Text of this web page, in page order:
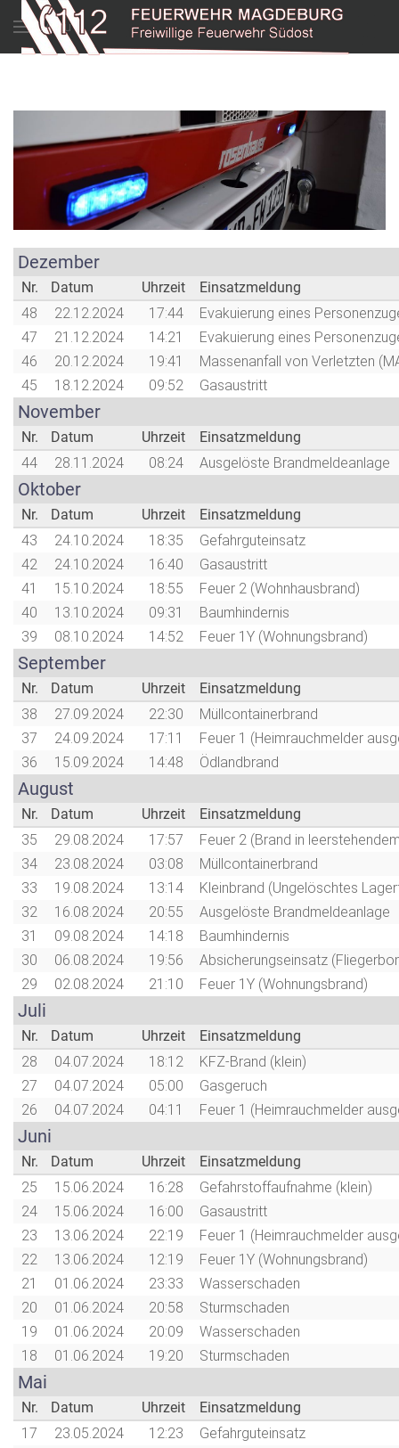
Menu
Dezember
Nr. Datum Uhrzeit
Einsatzmeldung
48
22.12.2024 17:44
Evakuierung eines
47
21.12.2024 14:21
Evakuierung eines
46
20.12.2024 19:41
Massenanfall von Verletzten
45
18.12.2024 09:52 Gasaustritt
November
Nr. Datum Uhrzeit
Einsatzmeldung
44
28.11.2024 08:24 Ausgelöste Brandmeldeanlage
Oktober
Nr. Datum Uhrzeit
Einsatzmeldung
43
24.10.2024 18:35
Gefahrguteinsatz
42
24.10.2024 16:40
Gasaustritt
41
15.10.2024 18:55
Feuer 2 (Wohnhausbrand)
40
13.10.2024 09:31
Baumhindernis
39
08.10.2024 14:52 Feuer 1Y (Wohnungsbrand)
September
Nr. Datum Uhrzeit
Einsatzmeldung
38
27.09.2024 22:30
Müllcontainerbrand
37
24.09.2024 17:11
Feuer 1 (Heimrauchmelder
36
15.09.2024 14:48 Ödlandbrand
August
Nr. Datum Uhrzeit
Einsatzmeldung
35
29.08.2024 17:57
Feuer 2 (Brand in
34
23.08.2024 03:08
Müllcontainerbrand
33
19.08.2024 13:14
Kleinbrand (Ungelöschtes
32
16.08.2024 20:55
Ausgelöste Brandmeldeanlage
31
09.08.2024 14:18
Baumhindernis
30
06.08.2024 19:56
Absicherungseinsatz
29
02.08.2024 21:10 Feuer 1Y (Wohnungsbrand)
Juli
Nr. Datum Uhrzeit
Einsatzmeldung
28
04.07.2024 18:12
KFZ-Brand (klein)
27
04.07.2024 05:00
Gasgeruch
26
04.07.2024 04:11 Feuer 1 (Heimrauchmelder
Juni
Nr. Datum Uhrzeit
Einsatzmeldung
25
15.06.2024 16:28
Gefahrstoffaufnahme (klein)
24
15.06.2024 16:00
Gasaustritt
23
13.06.2024 22:19
Feuer 1 (Heimrauchmelder
22
13.06.2024 12:19
Feuer 1Y (Wohnungsbrand)
21
01.06.2024 23:33
Wasserschaden
20
01.06.2024 20:58
Sturmschaden
19
01.06.2024 20:09
Wasserschaden
18
01.06.2024 19:20 Sturmschaden
Mai
Nr. Datum Uhrzeit
Einsatzmeldung
17
23.05.2024 12:23
Gefahrguteinsatz